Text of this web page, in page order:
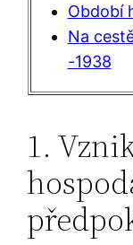
Období
Na
-1938
1.